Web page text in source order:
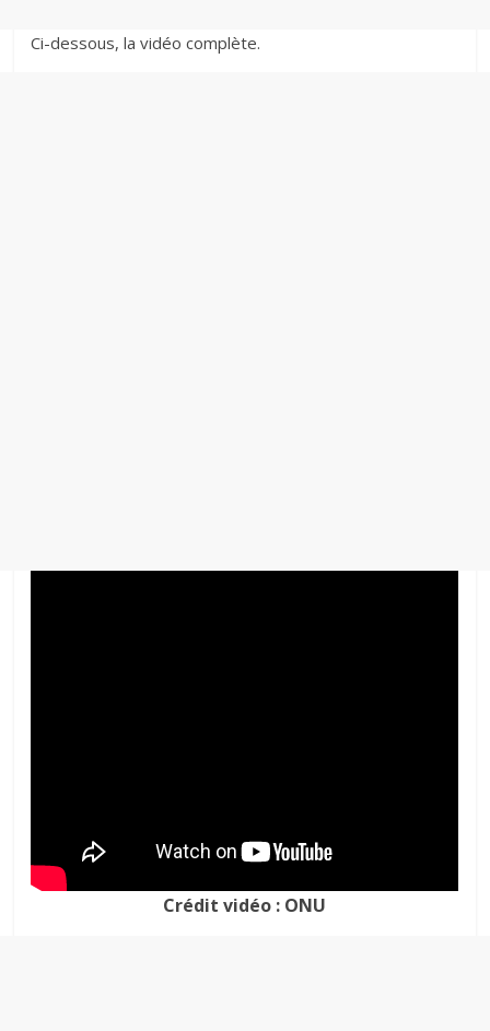
Ci-dessous, la vidéo complète.
Crédit vidéo : ONU